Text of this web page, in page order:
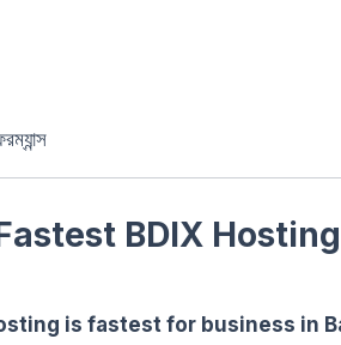
Fastest BDIX
is fastest for business in